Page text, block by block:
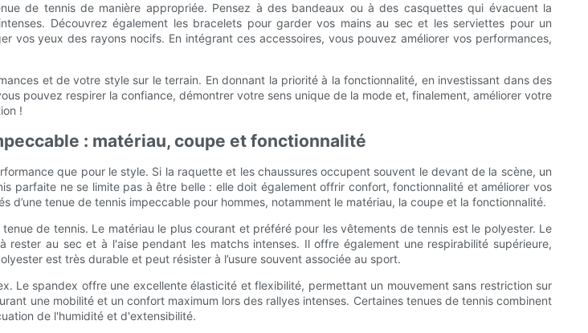
de tennis de manière appropriée. Pensez à des bandeaux ou à des casquettes qui évacuent la
Découvrez également les bracelets pour garder vos mains au sec et les serviettes pour un
yeux des rayons nocifs. En intégrant ces accessoires, vous pouvez améliorer vos performances,
et de votre style sur le terrain. En donnant la priorité à la fonctionnalité, en investissant dans des
pouvez respirer la confiance, démontrer votre sens unique de la mode et, finalement, améliorer votre
!
: matériau, coupe et fonctionnalité
que pour le style. Si la raquette et les chaussures occupent souvent le devant de la scène, un
parfaite ne se limite pas à être belle : elle doit également offrir confort, fonctionnalité et améliorer vos
tenue de tennis impeccable pour hommes, notamment le matériau, la coupe et la fonctionnalité.
de tennis. Le matériau le plus courant et préféré pour les vêtements de tennis est le polyester. Le
au sec et à l'aise pendant les matchs intenses. Il offre également une respirabilité supérieure,
est très durable et peut résister à l’usure souvent associée au sport.
Le spandex offre une excellente élasticité et flexibilité, permettant un mouvement sans restriction sur
une mobilité et un confort maximum lors des rallyes intenses. Certaines tenues de tennis combinent
de l'humidité et d'extensibilité.